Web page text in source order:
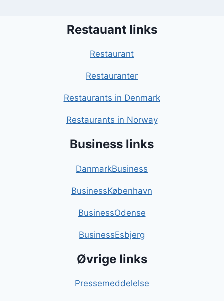
Restauant links
Restaurant
Restauranter
Restaurants in Denmark
Restaurants in Norway
Business links
DanmarkBusiness
BusinessKøbenhavn
BusinessOdense
BusinessEsbjerg
Øvrige links
Pressemeddelelse